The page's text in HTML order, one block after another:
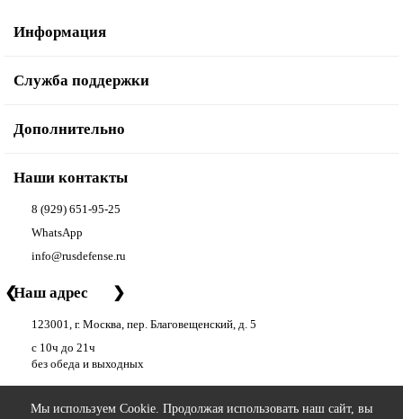
Информация
Служба поддержки
Дополнительно
Наши контакты
8 (929) 651-95-25
WhatsApp
info@rusdefense.ru
❮Наш адрес ❯
123001, г. Москва, пер. Благовещенский, д. 5
с 10ч до 21ч
без обеда и выходных
Мы используем Cookie. Продолжая использовать наш сайт, вы